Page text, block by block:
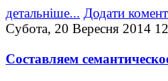
детальніше... Додати
Субота, 20 Вересня 2014
Составляем